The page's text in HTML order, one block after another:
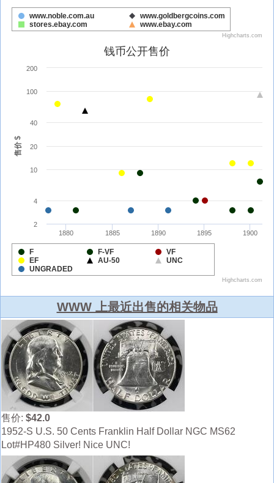
WWW 上最近出售的相关物品
售价: $42.0
1952-S U.S. 50 Cents Franklin Half Dollar NGC MS62
Lot#HP480 Silver! Nice UNC!